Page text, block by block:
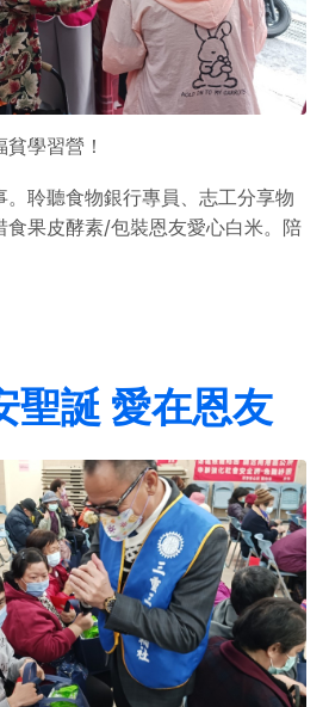
學習營！
聆聽食物銀行專員、志工分享物
食果皮酵素/包裝恩友愛心白米。陪
誕 愛在恩友